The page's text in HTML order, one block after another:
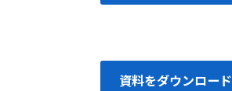
資料をダウンロード